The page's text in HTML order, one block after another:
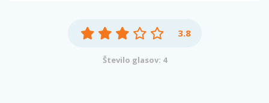
3.8
Število glasov: 4